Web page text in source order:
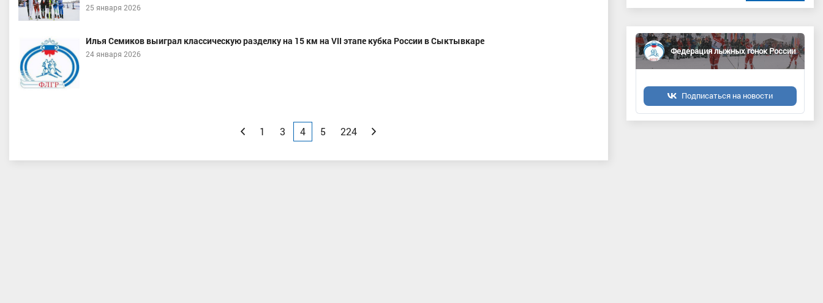
25 января 2026
Илья Семиков выиграл классическую разделку на 15 км на VII этапе кубка России в Сыктывкаре
24 января 2026
Назад
1 3 4 5 224 Вперед
Федерация лыжных гонок России
Подписаться на новости